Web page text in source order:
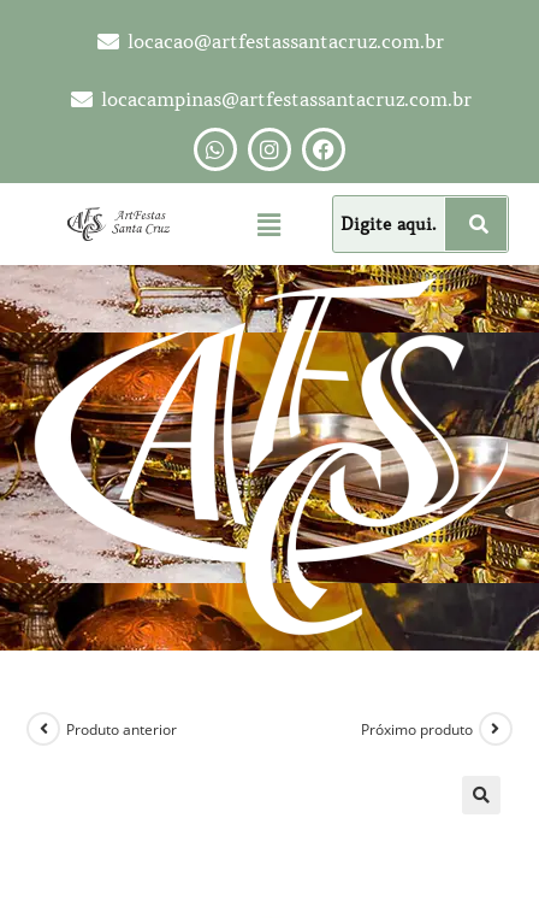
locacao@artfestassantacruz.com.br
locacampinas@artfestassantacruz.com.br
Produto anterior Próximo produto